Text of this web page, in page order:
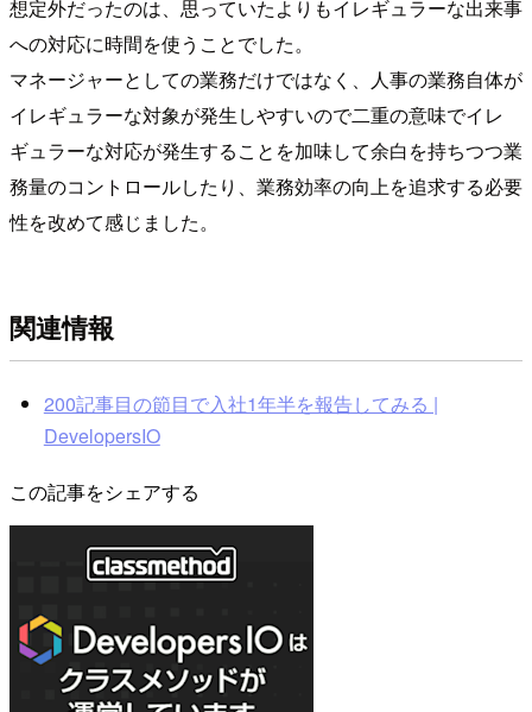
想定外だったのは、思っていたよりもイレギュラーな出来事
への対応に時間を使うことでした。
マネージャーとしての業務だけではなく、人事の業務自体が
イレギュラーな対象が発生しやすいので二重の意味でイレ
ギュラーな対応が発生することを加味して余白を持ちつつ業
務量のコントロールしたり、業務効率の向上を追求する必要
性を改めて感じました。
関連情報
200記事目の節目で入社1年半を報告してみる |
DevelopersIO
この記事をシェアする